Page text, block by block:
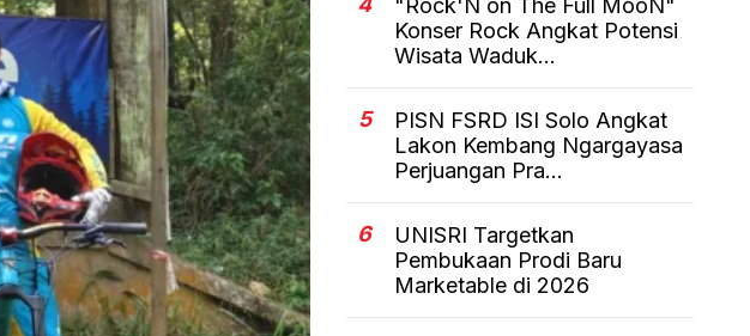
"Rock'N on The Full MooN"
Konser Rock Angkat Potensi
Wisata Waduk...
5
PISN FSRD ISI Solo Angkat
Lakon Kembang Ngargayasa
Perjuangan Pra...
6
UNISRI Targetkan
Pembukaan Prodi Baru
Marketable di 2026